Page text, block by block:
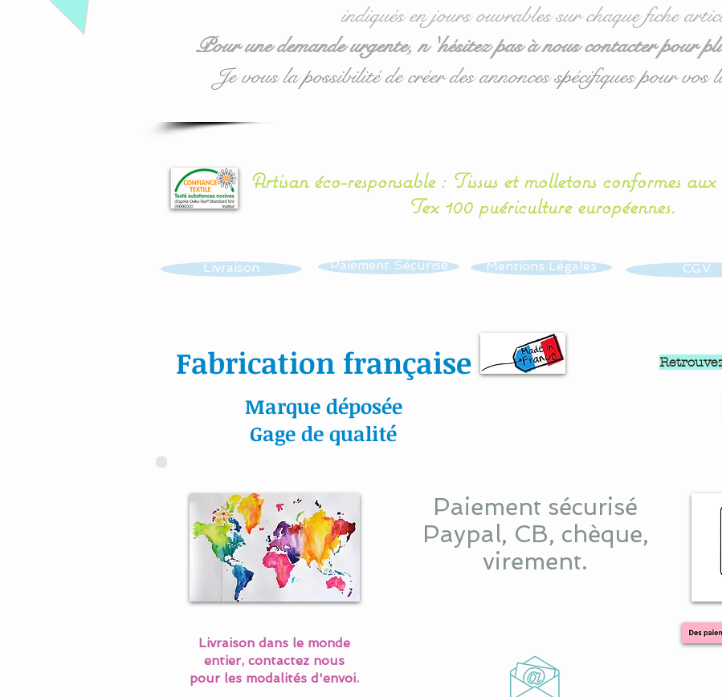
indiqués en jours ouvrables sur chaque fiche
Pour une demande urgente, n 'hésitez pas à nous contacter pour
Je vous la possibilité de créer des annonces spécifiques pour vos
Artisan éco-responsable : Tissus et molletons conformes
Tex 100 puériculture européennes.
Livraison Paiement Sécurisé Mentions Légales
Fabrication française
Marque déposée
Gage de qualité
CGV
Livraison dans le monde
entier, contactez nous
pour les modalités d'envoi.
Paiement sécurisé
Paypal, CB, chèque,
virement.